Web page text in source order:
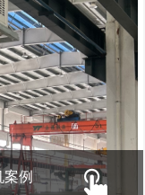
例